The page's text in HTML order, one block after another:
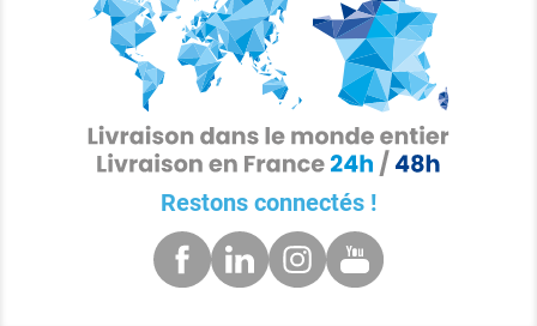
Restons connectés !